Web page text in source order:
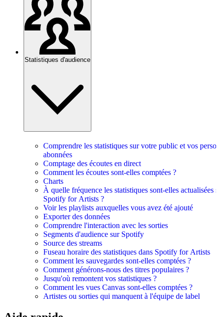
Statistiques d'audience
Comprendre les statistiques sur votre public et vos
abonnées
Comptage des écoutes en direct
Comment les écoutes sont-elles comptées ?
Charts
À quelle fréquence les statistiques sont-elles actualisées
Spotify for Artists ?
Voir les playlists auxquelles vous avez été ajouté
Exporter des données
Comprendre l'interaction avec les sorties
Segments d'audience sur Spotify
Source des streams
Fuseau horaire des statistiques dans Spotify for Artists
Comment les sauvegardes sont-elles comptées ?
Comment générons-nous des titres populaires ?
Jusqu'où remontent vos statistiques ?
Comment les vues Canvas sont-elles comptées ?
Artistes ou sorties qui manquent à l'équipe de label